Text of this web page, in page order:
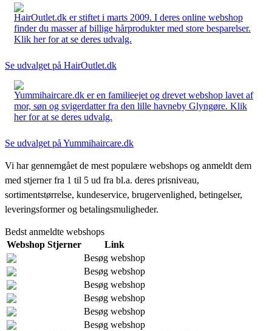
HairOutlet.dk er stiftet i marts 2009. I deres online webshop
finder du masser af billige hårprodukter med store besparelser.
Klik her for at se deres udvalg.
Se udvalget på HairOutlet.dk
Yummihaircare.dk er en familieejet og drevet webshop lavet af
mor, søn og svigerdatter fra den lille havneby Glyngøre. Klik
her for at se deres udvalg.
Se udvalget på Yummihaircare.dk
Vi har gennemgået de mest populære webshops og anmeldt dem
med stjerner fra 1 til 5 ud fra bl.a. deres prisniveau,
sortimentstørrelse, kundeservice, brugervenlighed, betingelser,
leveringsformer og betalingsmuligheder.
Bedst anmeldte webshops
Webshop Stjerner
Link
Besøg webshop
Besøg webshop
Besøg webshop
Besøg webshop
Besøg webshop
Besøg webshop